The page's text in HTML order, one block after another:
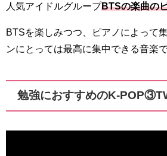
人気アイドルグループBTSの楽曲の
BTSを楽しみつつ、ピアノによって
ンにとっては最高に集中できる音楽で
勉強におすすめのK-